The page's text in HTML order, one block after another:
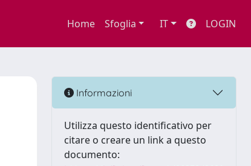
Home Sfoglia IT LOGIN
Informazioni
Utilizza questo identificativo per
citare o creare un link a questo
documento: